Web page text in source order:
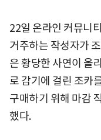
22일 온라인 커뮤니
거주하는 작성자가
은 황당한 사연이 올
로 감기에 걸린 조카
구매하기 위해 마감
했다.